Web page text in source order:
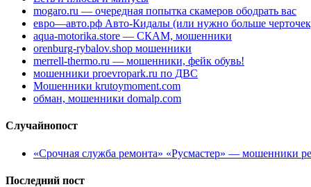
mogaro.ru — очередная попытка скамеров ободрать вас
евро—авто.рф Авто-Кидалы (или нужно больше
aqua-motorika.store — СКАМ, мошенники
orenburg-rybalov.shop мошенники
merrell-thermo.ru — мошенники, фейк обувь!
мошенники proevropark.ru по ДВС
Мошенники krutoymoment.com
обман, мошенники domalp.com
Случайнопост
«Срочная служба ремонта» «Русмастер» — мошенники
Последний пост